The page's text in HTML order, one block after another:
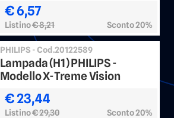
€ 6,57
Listino€ 8,21 Sconto 20%
PHILIPS - Cod.20122589
Lampada (H1) PHILIPS -
Modello X-Treme Vision
€ 23,44
Listino€ 29,30 Sconto 20%